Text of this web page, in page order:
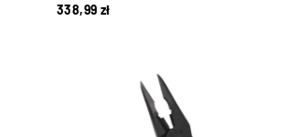
338,99 zł